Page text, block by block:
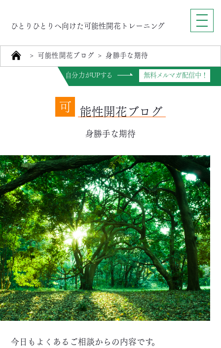
ひとりひとりへ向けた可能性開花トレーニング
> 可能性開花ブログ > 身勝手な期待
自分力がUPする
無料メルマガ配信中！
可 能性開花ブログ
身勝手な期待
今日もよくあるご相談からの内容です。